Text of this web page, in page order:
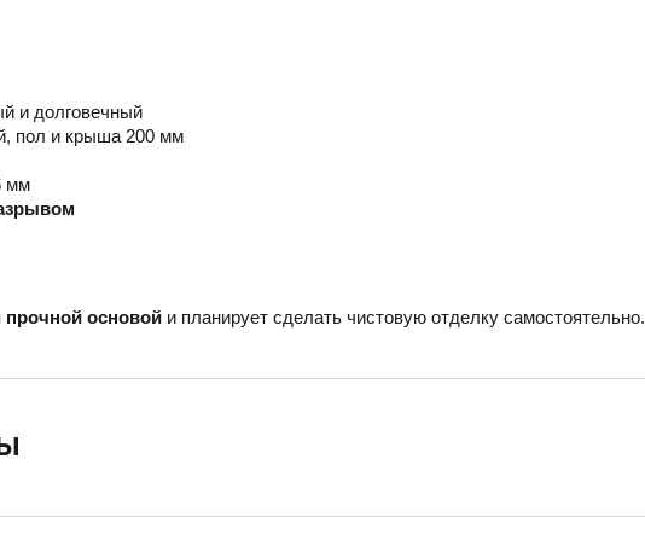
и долговечный
пол и крыша 200 мм
мм
основой и планирует сделать чистовую отделку самостоятельно.